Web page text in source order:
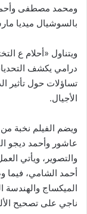
ومحمد مصطفى
بالسوشيال ميديا
ويتناول «أحلام ع
درامي يكشف
تساؤلات حول تأثير
الأجيال.
ويضم الفيلم نخبة
عاشور وأحمد ديجو
أحمد الشامي، فيما
الميكساج
ناجي على تصحيح